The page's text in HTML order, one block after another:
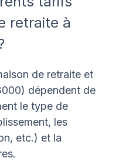
retraite à
de retraite et
dépendent de
le type de
les
etc.) et la